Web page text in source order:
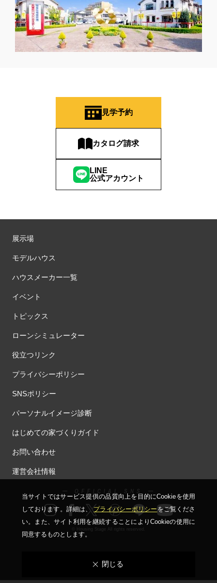
見学予約
カタログ請求
LINE
公式アカウント
展示場
モデルハウス
ハウスメーカー一覧
イベント
トピックス
ローンシミュレーター
役立つリンク
プライバシーポリシー
SNSポリシー
パーソナルイメージ診断
はじめての家づくりガイド
お問い合わせ
運営会社情報
ー OFFICIAL SNS ー
© Housing Stage All rights reserved.
当サイトではサービス提供の品質向上を⽬的にCookieを使⽤
しております。詳細は、プライバシーポリシーをご覧くださ
い。
また、サイト利⽤を継続することによりCookieの使⽤に
同意するものとします。
閉じる